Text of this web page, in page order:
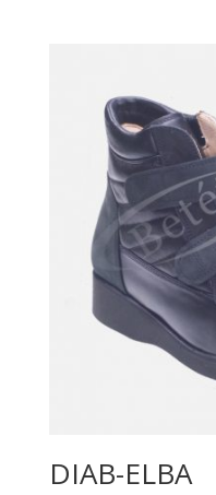
DIAB-ELBA